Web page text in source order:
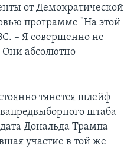
от Демократической
программе "На этой
– Я совершенно не
абсолютно
тянется шлейф
штаба
Дональда Трампа
участие в той же